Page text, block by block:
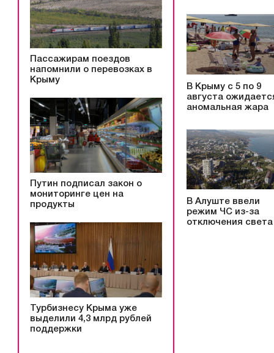
Пассажирам поездов
напомнили о перевозках в
Крыму
Путин подписал закон о
мониторинге цен на
продукты
Турбизнесу Крыма уже
выделили 4,3 млрд рублей
поддержки
В Крыму с 5 по 9
августа
аномальная жара
В Алуште ввели
режим ЧС из-за
отключения света